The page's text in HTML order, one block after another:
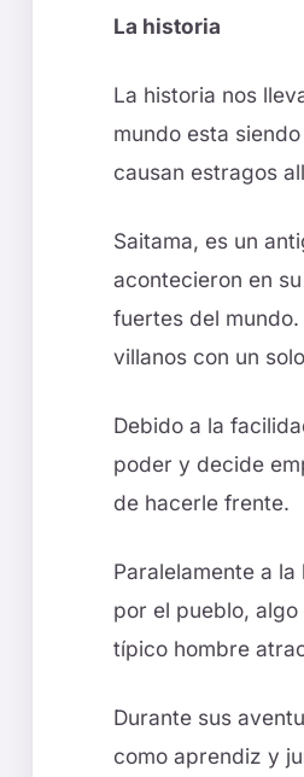
La historia
La historia nos
mundo esta
causan estragos
Saitama, es un
acontecieron en
fuertes del
villanos con un
Debido a la
poder y decide
de hacerle frente.
Paralelamente a
por el pueblo,
típico hombre
Durante sus
como aprendiz y